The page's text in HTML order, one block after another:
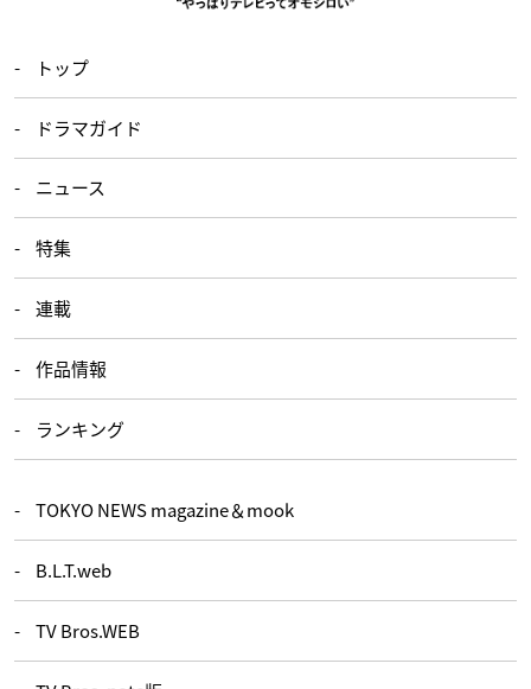
トップ
ドラマガイド
ニュース
特集
連載
作品情報
ランキング
TOKYO NEWS magazine＆mook
B.L.T.web
TV Bros.WEB